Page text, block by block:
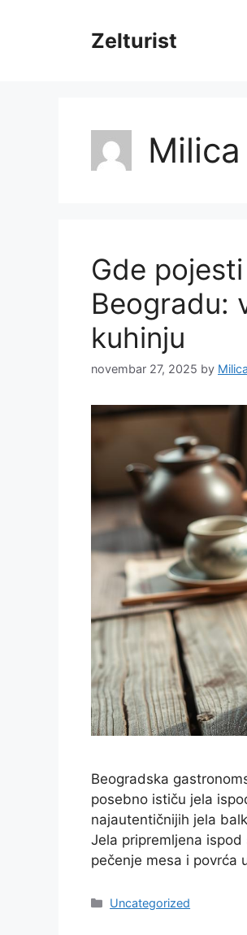
Zelturist
Gde
Beogradu:
kuhinju
novembar 27, 2025 by
Beogradska
posebno ističu jela
najautentičnijih jela
Jela pripremljena
pečenje mesa i povrća
Categories
Uncategorized